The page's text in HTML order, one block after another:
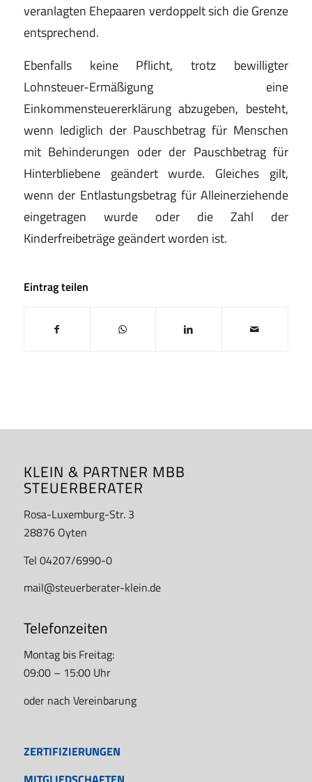
veranlagten Ehepaaren verdoppelt sich die Grenze
entsprechend.
Ebenfalls keine Pflicht, trotz bewilligter
Lohnsteuer-Ermäßigung eine
Einkommensteuererklärung abzugeben, besteht,
wenn lediglich der Pauschbetrag für Menschen
mit Behinderungen oder der Pauschbetrag für
Hinterbliebene geändert wurde. Gleiches gilt,
wenn der Entlastungsbetrag für Alleinerziehende
eingetragen wurde oder die Zahl der
Kinderfreibeträge geändert worden ist.
Eintrag teilen
KLEIN & PARTNER MBB
STEUERBERATER
Rosa-Luxemburg-Str. 3
28876 Oyten
Tel 04207/6990-0
mail@steuerberater-klein.de
Telefonzeiten
Montag bis Freitag:
09:00 – 15:00 Uhr
oder nach Vereinbarung
ZERTIFIZIERUNGEN